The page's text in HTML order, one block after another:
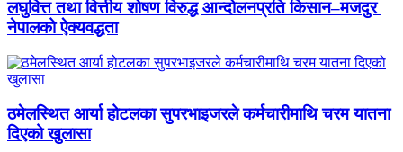
लघुवित्त तथा वित्तीय शोषण विरुद्ध आन्दोलनप्रति किसान–मजदुर
नेपालको ऐक्यवद्धता
ठमेलस्थित आर्या होटलका सुपरभाइजरले कर्मचारीमाथि चरम यातना
दिएको खुलासा